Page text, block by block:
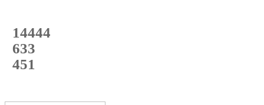
14444
с начала года
633
с начала месяца
451
с начала недели